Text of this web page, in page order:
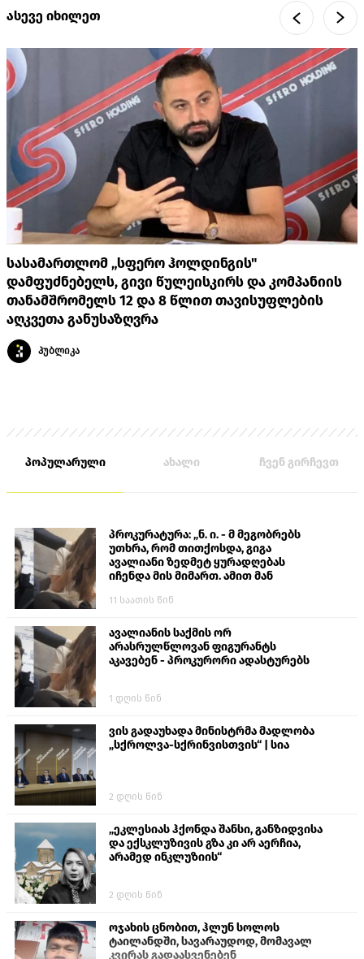
ასევე იხილეთ
სასამართლომ „სფერო ჰოლდინგის"
დამფუძნებელს, გივი წულეისკირს და კომპანიის
თანამშრომელს 12 და 8 წლით თავისუფლების
აღკვეთა განუსაზღვრა
პუბლიკა
პოპულარული ახალი ჩვენ გირჩევთ
პროკურატურა: „ნ. ი. - მ მეგობრებს
უთხრა, რომ თითქოსდა, გიგა
ავალიანი ზედმეტ ყურადღებას
იჩენდა მის მიმართ. ამით მან
თავს დასხმოდა გიგა ავალიანს“
11 საათის წინ
ავალიანის საქმის ორ
არასრულწლოვან ფიგურანტს
აკავებენ - პროკურორი ადასტურებს
1 დღის წინ
ვის გადაუხადა მინისტრმა მადლობა
„სქროლვა-სქრინვისთვის“ | სია
2 დღის წინ
„ეკლესიას ჰქონდა შანსი, განზიდვისა
და ექსკლუზივის გზა კი არ აერჩია,
არამედ ინკლუზიის“
2 დღის წინ
ოჯახის ცნობით, ჰლუნ სოლოს
ტაილანდში, სავარაუდოდ, მომავალ
კვირას გადაასვენებენ